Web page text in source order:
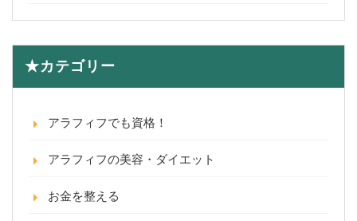
★カテゴリー
アラフィフでも資格！
アラフィフの美容・ダイエット
お金を整える